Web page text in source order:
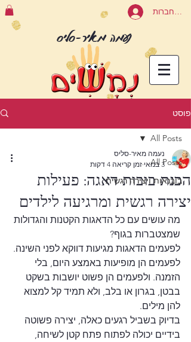
להתחברות
נעמה מאיר-סליס
פוסט
All Posts
בובנאות ויצירה רגשית
All Posts
הכנת בובות דאגה: פעילות
יצירה רגשית ומרגיעה לילדים
נעמה מאיר-סליס
3 במאי
זמן קריאה 4 דקות
מה עושים עם כל הדאגות הקטנות והגדולות
שמצטברות בגוף?
לפעמים הדאגות מגיעות דווקא לפני השינה.
לפעמים הן מופיעות באמצע היום, בלי
הזמנה. ולפעמים הן פשוט יושבות בשקט
בבטן, בגרון או בלב, ולא תמיד קל למצוא
להן מילים.
בדיוק בשביל רגעים כאלה, יצירה פשוטה
בידיים יכולה לפתוח פתח קטן לשיחה,